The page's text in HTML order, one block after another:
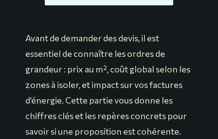
Avant de demander des devis, il est
essentiel de connaître les ordres de
grandeur : prix au m², coût global selon les
zones à isoler, et impact sur vos factures
d’énergie. Cette partie vous donne les
chiffres clés et les repères concrets pour
savoir si une proposition est cohérente.